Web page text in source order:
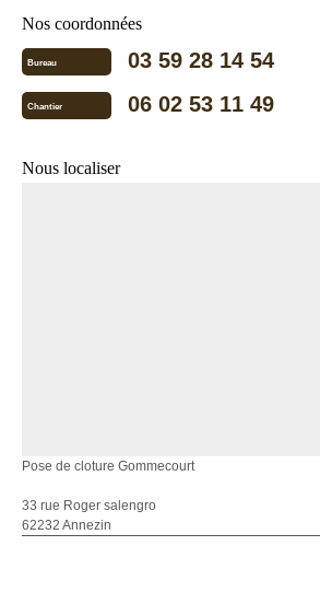
Nos coordonnées
Bureau 03 59 28 14 54
Chantier 06 02 53 11 49
Nous localiser
Pose de cloture Gommecourt
33 rue Roger salengro
62232 Annezin